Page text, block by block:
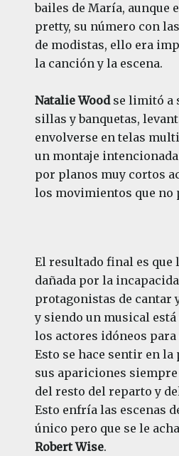
bailes de María, aunque
pretty, su número con
de modistas, ello era
la canción y la escena.
Natalie Woodse limitó a
sillas y banquetas,
envolverse en telas
un montaje
por planos muy cortos
los movimientos que no
El resultado final es que
dañada por la
protagonistas de cantar
y siendo un musical
los actores idóneos
Esto se hace sentir en la
sus apariciones
del resto del reparto y
Esto enfría las escenas
único pero que se le
Robert Wise.